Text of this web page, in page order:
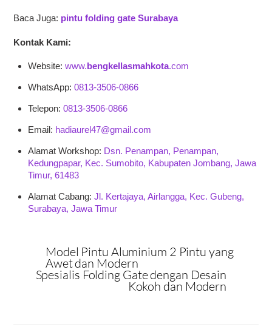
Baca Juga: pintu folding gate Surabaya
Kontak Kami:
Website:www.bengkellasmahkota.com
WhatsApp:0813-3506-0866
Telepon:0813-3506-0866
Email: hadiaurel47@gmail.com
Alamat Workshop: Dsn. Penampan, Penampan,
Kedungpapar, Kec. Sumobito, Kabupaten Jombang, Jawa
Timur, 61483
Alamat Cabang:Jl. Kertajaya, Airlangga, Kec. Gubeng,
Surabaya, Jawa Timur
Model Pintu Aluminium 2 Pintu yang
Awet dan Modern
Spesialis Folding Gate dengan Desain
Kokoh dan Modern